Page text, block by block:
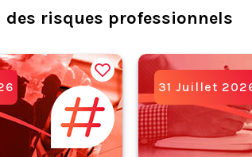
des risques professionnels
31 Juillet